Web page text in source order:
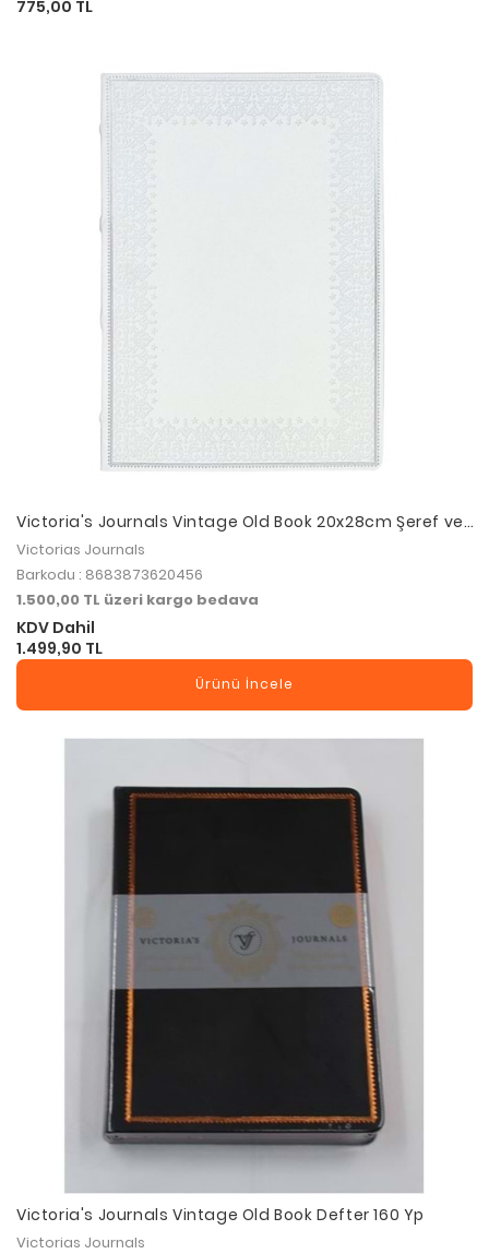
775,00 TL
Victoria's Journals Vintage Old Book 20x28cm Şeref ve
Düğün Defteri 125-2045
Victorias Journals
Barkodu : 8683873620456
1.500,00 TL üzeri kargo bedava
KDV Dahil
1.499,90 TL
Ürünü İncele
Victoria's Journals Vintage Old Book Defter 160 Yp
Victorias Journals